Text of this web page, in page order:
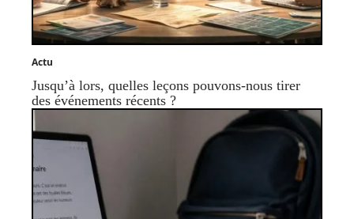
Actu
Jusqu’à lors, quelles leçons pouvons-nous tirer
des événements récents ?